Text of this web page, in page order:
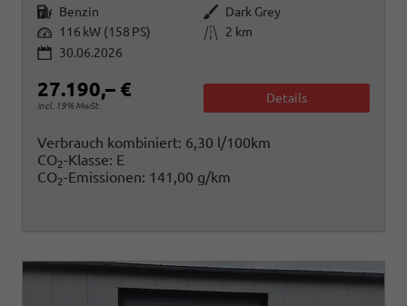
Kraftstoff Benzin Außenfarbe Dark Grey
Leistung 116 kW (158 PS) Kilometerstand
2 km
30.06.2026
27.190,– €
incl. 19% MwSt.
Details
Verbrauch kombiniert: 6,30 l/100km
CO2-Klasse: E
CO2-Emissionen: 141,00 g/km